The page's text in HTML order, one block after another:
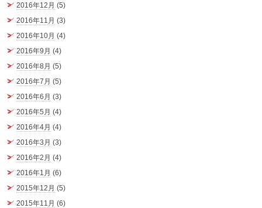
2016年12月 (5)
2016年11月 (3)
2016年10月 (4)
2016年9月 (4)
2016年8月 (5)
2016年7月 (5)
2016年6月 (3)
2016年5月 (4)
2016年4月 (4)
2016年3月 (3)
2016年2月 (4)
2016年1月 (6)
2015年12月 (5)
2015年11月 (6)